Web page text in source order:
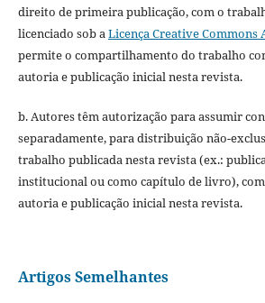
direito de primeira publicação, com o
licenciado sob aLicença Creative
permite o compartilhamento do trabalho
autoria e publicação inicial nesta revista.
b. Autores têm autorização para assumir
separadamente, para distribuição não-
trabalho publicada nesta revista (ex.:
institucional ou como capítulo de livro),
autoria e publicação inicial nesta revista.
Artigos Semelhantes